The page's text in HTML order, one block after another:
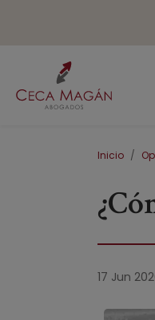
Inicio
17 Jun